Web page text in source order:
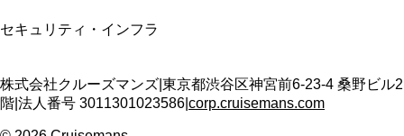
セキュリティ・インフラ
株式会社クルーズマンズ 東京都渋谷区神宮前6-23-4 桑野ビル2
階 法人番号 3011301023586 corp.cruisemans.com